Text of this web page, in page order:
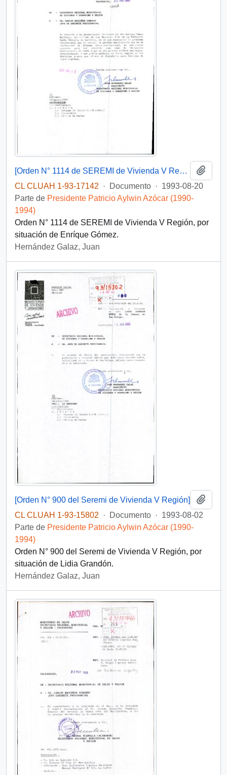
[Orden N° 1114 de SEREMI de Vivienda V Región]
CL CLUAH 1-93-17142
· Documento · 1993-08-20
Parte de Presidente Patricio Aylwin Azócar (1990-
1994)
Orden N° 1114 de SEREMI de Vivienda V Región, por
situación de Enríque Gómez.
Hernández Galaz, Juan
[Orden N° 900 del Seremi de Vivienda V Región]
CL CLUAH 1-93-15802
· Documento · 1993-08-02
Parte de Presidente Patricio Aylwin Azócar (1990-
1994)
Orden N° 900 del Seremi de Vivienda V Región, por
situación de Lidia Grandón.
Hernández Galaz, Juan